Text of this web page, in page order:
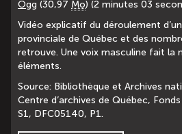
Ogg (30,97 Mo) (2 minutes 03
Vidéo explicatif du déroulement
provinciale de Québec et des
retrouve. Une voix masculine fait la
éléments.
Source: Bibliothèque et Archives
Centre d’archives de Québec,
S1, DFC05140, P1.